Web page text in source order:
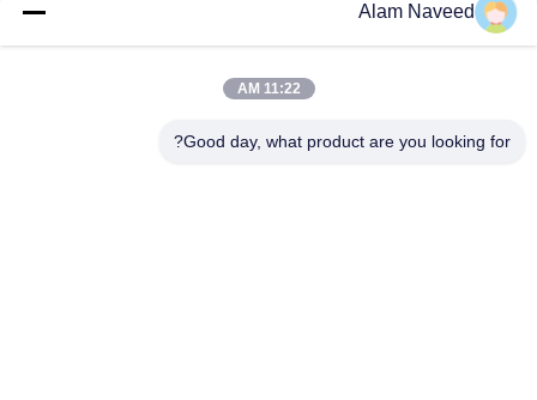
الهيدروجين 99.99٪
Alam Naveed
11:22 AM
Good day, what product are you looking for?